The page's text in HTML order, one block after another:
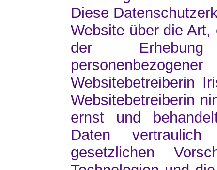
Diese
Website über die
der
Websitebetreiberin
Websitebetreiberin
ernst und
Daten
gesetzlichen